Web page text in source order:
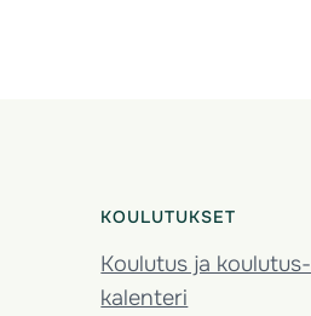
KOULUTUKSET
Koulutus ja koulutus­
kalenteri